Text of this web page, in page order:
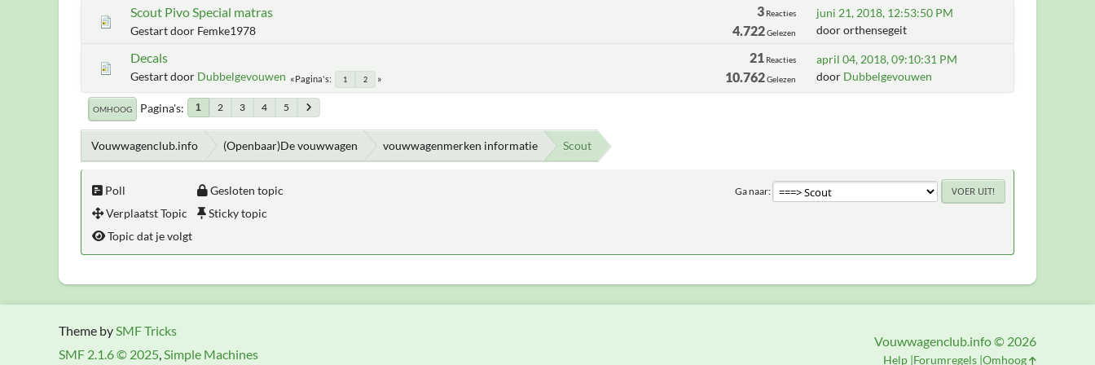
Scout Pivo Special matras
Gestart door Femke1978
3 Reacties
4.722Gelezen
juni 21, 2018, 12:53:50 PM
door orthensegeit
Decals
Gestart door Dubbelgevouwen Pagina's 1 2
21 Reacties
10.762Gelezen
april 04, 2018, 09:10:31 PM
door Dubbelgevouwen
OMHOOG Pagina's 1 2 3 4 5
Vouwwagenclub.info (Openbaar)De vouwwagen vouwwagenmerken informatie Scout
Ga naar
Poll
Verplaatst Topic
Gesloten topic
Sticky topic
Topic dat je volgt
Theme bySMF Tricks
SMF 2.1.6 © 2025,Simple Machines
Vouwwagenclub.info © 2026
Help Forumregels Omhoog